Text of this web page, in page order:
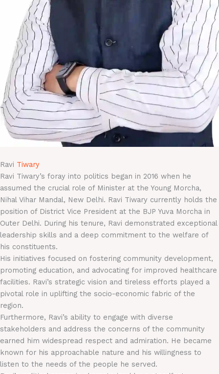
Ravi Tiwary
Ravi Tiwary’s foray into politics began in 2016 when he
assumed the crucial role of Minister at the Young Morcha,
Nihal Vihar Mandal, New Delhi. Ravi Tiwary currently holds the
position of District Vice President at the BJP Yuva Morcha in
Outer Delhi. During his tenure, Ravi demonstrated exceptional
leadership skills and a deep commitment to the welfare of
his constituents.
His initiatives focused on fostering community development,
promoting education, and advocating for improved healthcare
facilities. Ravi’s strategic vision and tireless efforts played a
pivotal role in uplifting the socio-economic fabric of the
region.
Furthermore, Ravi’s ability to engage with diverse
stakeholders and address the concerns of the community
earned him widespread respect and admiration. He became
known for his approachable nature and his willingness to
listen to the needs of the people he served.